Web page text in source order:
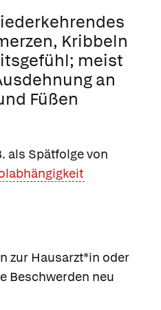
Kribbeln
meist
an
Füßen
als Spätfolge von
zur Hausarzt*in oder
Beschwerden neu